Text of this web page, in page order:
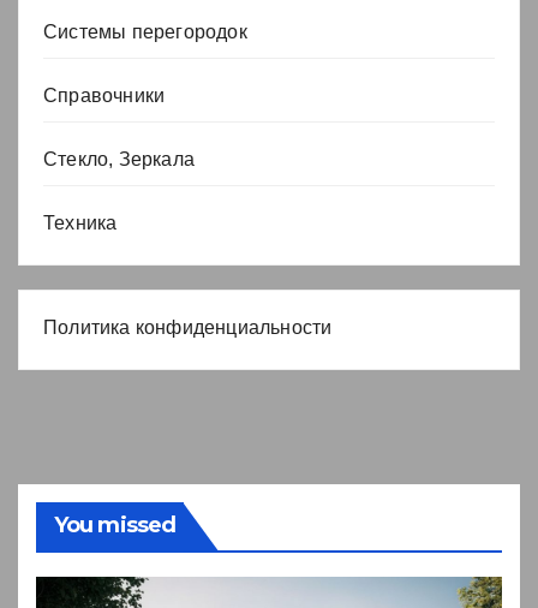
Системы перегородок
Справочники
Стекло, Зеркала
Техника
Политика конфиденциальности
You missed